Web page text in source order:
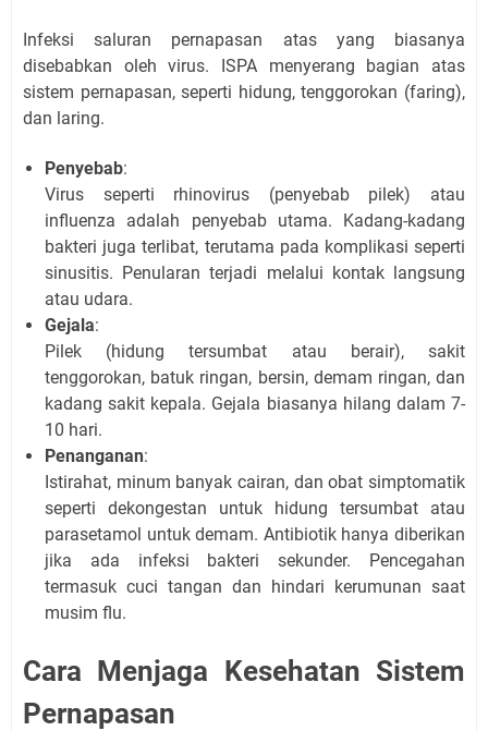
Infeksi saluran pernapasan atas yang biasanya
disebabkan oleh virus. ISPA menyerang bagian atas
sistem pernapasan, seperti hidung, tenggorokan (faring),
dan laring.
Penyebab:
Virus seperti rhinovirus (penyebab pilek) atau
influenza adalah penyebab utama. Kadang-kadang
bakteri juga terlibat, terutama pada komplikasi seperti
sinusitis. Penularan terjadi melalui kontak langsung
atau udara.
Gejala:
Pilek (hidung tersumbat atau berair), sakit
tenggorokan, batuk ringan, bersin, demam ringan, dan
kadang sakit kepala. Gejala biasanya hilang dalam 7-
10 hari.
Penanganan:
Istirahat, minum banyak cairan, dan obat simptomatik
seperti dekongestan untuk hidung tersumbat atau
parasetamol untuk demam. Antibiotik hanya diberikan
jika ada infeksi bakteri sekunder. Pencegahan
termasuk cuci tangan dan hindari kerumunan saat
musim flu.
Cara Menjaga Kesehatan Sistem
Pernapasan